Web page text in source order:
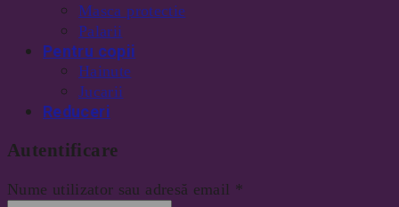
Masca protectie
Palarii
Pentru copii
Hainute
Jucarii
Reduceri
Autentificare
Nume utilizator sau adresă email *